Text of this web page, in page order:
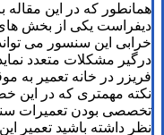
همانطور که در این
دیفراست یکی از بخش
خرابی این سنسور می
درگیر مشکلات متعدد
فریزر در خانه تعمیر به
نکته مهمتری که در این
تخصصی بودن تعمیرات
نظر داشته باشید